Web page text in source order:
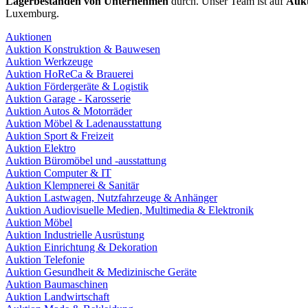
Luxemburg.
Auktionen
Auktion Konstruktion & Bauwesen
Auktion Werkzeuge
Auktion HoReCa & Brauerei
Auktion Fördergeräte & Logistik
Auktion Garage - Karosserie
Auktion Autos & Motorräder
Auktion Möbel & Ladenausstattung
Auktion Sport & Freizeit
Auktion Elektro
Auktion Büromöbel und -ausstattung
Auktion Computer & IT
Auktion Klempnerei & Sanitär
Auktion Lastwagen, Nutzfahrzeuge & Anhänger
Auktion Audiovisuelle Medien, Multimedia & Elektronik
Auktion Möbel
Auktion Industrielle Ausrüstung
Auktion Einrichtung & Dekoration
Auktion Telefonie
Auktion Gesundheit & Medizinische Geräte
Auktion Baumaschinen
Auktion Landwirtschaft